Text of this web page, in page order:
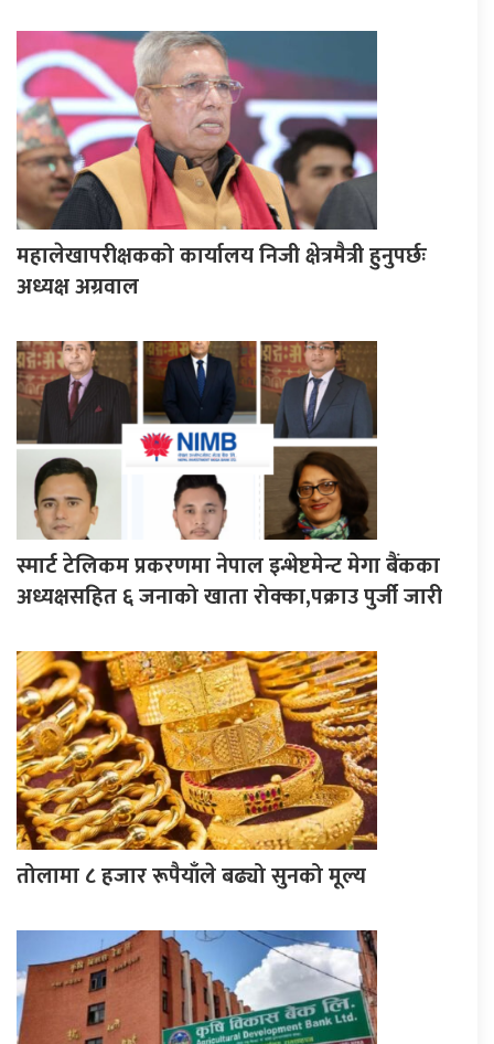
महालेखापरीक्षकको कार्यालय निजी क्षेत्रमैत्री हुनुपर्छः
अध्यक्ष अग्रवाल
स्मार्ट टेलिकम प्रकरणमा नेपाल इन्भेष्टमेन्ट मेगा बैंकका
अध्यक्षसहित ६ जनाको खाता रोक्का,पक्राउ पुर्जी जारी
तोलामा ८ हजार रूपैयाँले बढ्यो सुनको मूल्य